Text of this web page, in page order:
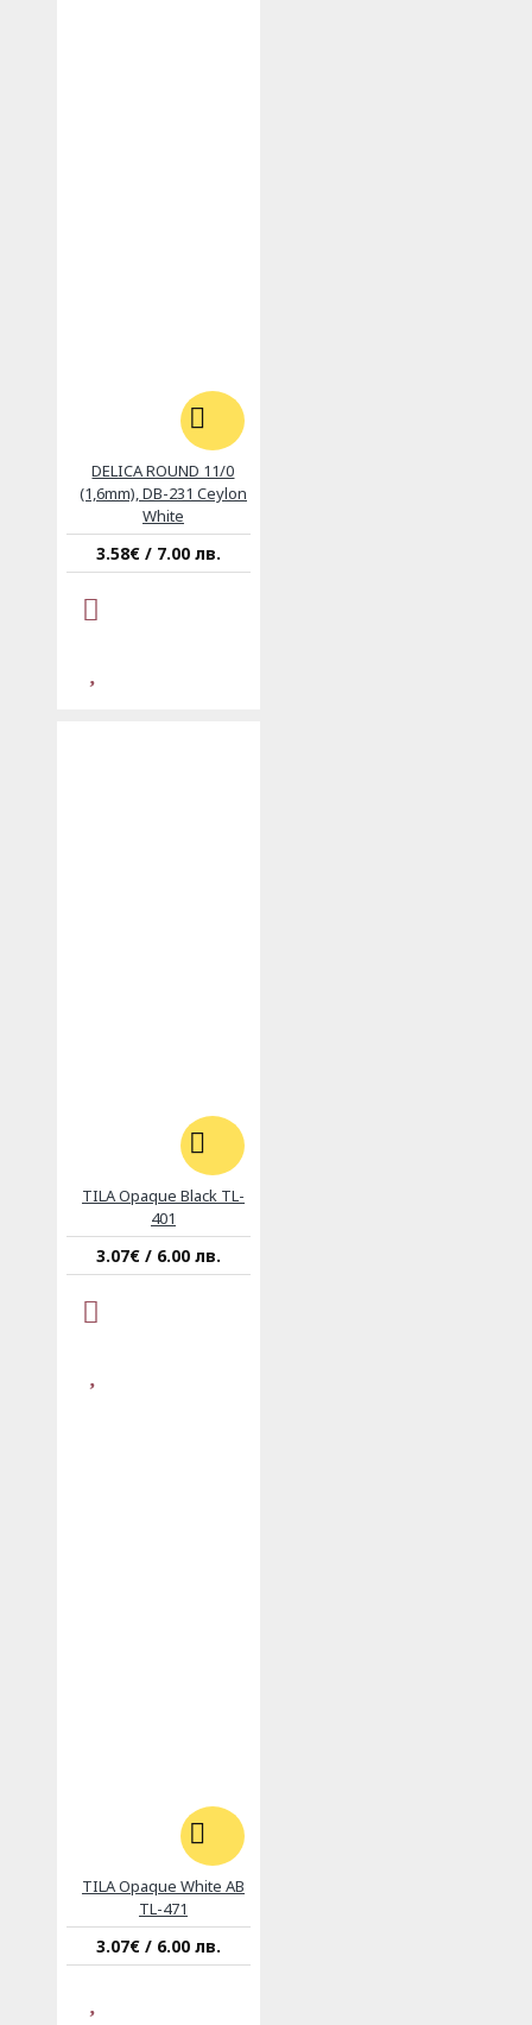
DELICA ROUND 11/0
(1,6mm), DB-231 Ceylon
White
3.58€ / 7.00 лв.
TILA Opaque Black TL-
401
3.07€ / 6.00 лв.
TILA Opaque White AB
TL-471
3.07€ / 6.00 лв.